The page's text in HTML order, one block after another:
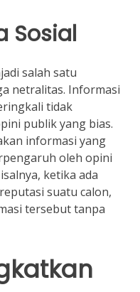
Sosial
salah satu
netralitas. Informasi
tidak
publik yang bias.
informasi yang
oleh opini
ketika ada
suatu calon,
tersebut tanpa